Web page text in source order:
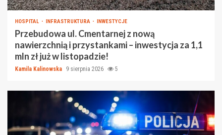
HOSPITAL INFRASTRUKTURA INWESTYCJE
Przebudowa ul. Cmentarnej z nową
nawierzchnią i przystankami – inwestycja za 1,1
mln zł już w listopadzie!
Kamila Kalinowska 9 sierpnia 2026 5